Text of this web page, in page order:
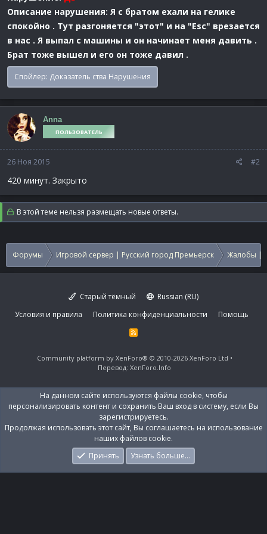
Описание нарушения: Я с братом ехали на гелике
спокойно . Тут разгоняется "этот" и на "Esc" врезается
в нас . Я выпал с машины и он начинает меня давить .
Брат тоже вышел и его он тоже давил .
Спойлер: Доказатель ства Нарушения
Anna
ПОЛЬЗОВАТЕЛЬ
26 Ноя 2015 #2
420 минут. Закрыто
В этой теме нельзя размещать новые ответы.
Форумы Игровой сервер | Русский город Премьерск Жалобы |
Старый тёмный
Russian (RU)
Условия и правила
Политика конфиденциальности Помощь
R
S
Community platform by XenForo® © 2010-2026 XenForo Ltd
Перевод: XenForo.Info